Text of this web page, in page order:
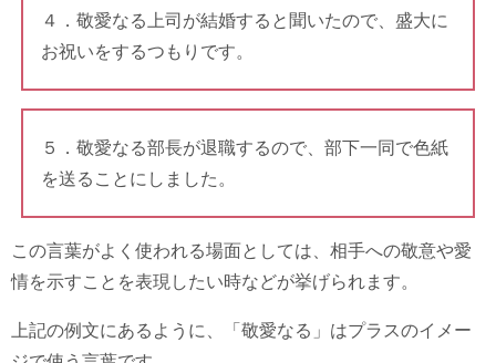
４．敬愛なる上司が結婚すると聞いたので、盛大に
お祝いをするつもりです。
５．敬愛なる部長が退職するので、部下一同で色紙
を送ることにしました。
この言葉がよく使われる場面としては、相手への敬意や愛
情を示すことを表現したい時などが挙げられます。
上記の例文にあるように、「敬愛なる」はプラスのイメー